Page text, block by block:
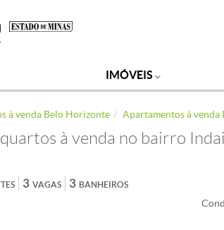
IMÓVEIS
à venda Belo Horizonte Apartamentos à venda
à venda no bairro
VAGAS
3 BANHEIROS
3